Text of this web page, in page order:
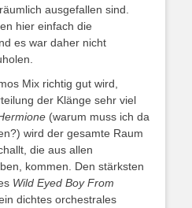
ausgefallen sind.
hier einfach die
es war daher nicht
Mix richtig gut wird,
der Klänge sehr viel
(warum muss ich da
wird der gesamte Raum
die aus allen
kommen. Den stärksten
Wild Eyed Boy From
dichtes orchestrales